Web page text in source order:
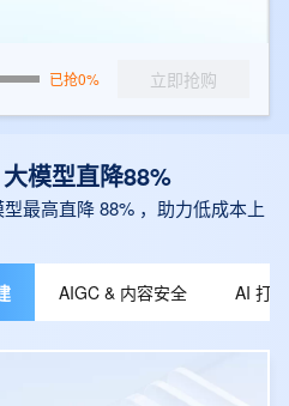
已抢0% 立即抢购
模型直降88%
最高直降 88% ，助力低成本上
AIGC & 内容安全 AI 打